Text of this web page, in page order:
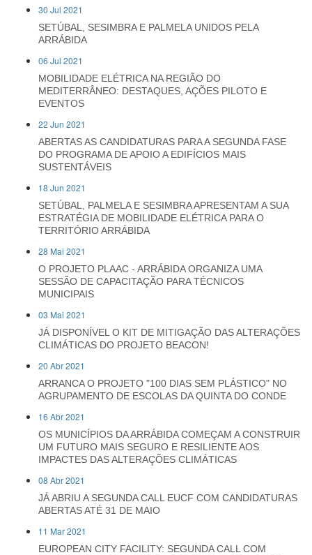
30 Jul 2021
SETÚBAL, SESIMBRA E PALMELA UNIDOS PELA
ARRÁBIDA
06 Jul 2021
MOBILIDADE ELÉTRICA NA REGIÃO DO
MEDITERRÂNEO: DESTAQUES, AÇÕES PILOTO E
EVENTOS
22 Jun 2021
ABERTAS AS CANDIDATURAS PARA A SEGUNDA FASE
DO PROGRAMA DE APOIO A EDIFÍCIOS MAIS
SUSTENTÁVEIS
18 Jun 2021
SETÚBAL, PALMELA E SESIMBRA APRESENTAM A SUA
ESTRATÉGIA DE MOBILIDADE ELÉTRICA PARA O
TERRITÓRIO ARRÁBIDA
28 Mai 2021
O PROJETO PLAAC - ARRÁBIDA ORGANIZA UMA
SESSÃO DE CAPACITAÇÃO PARA TÉCNICOS
MUNICIPAIS
03 Mai 2021
JÁ DISPONÍVEL O KIT DE MITIGAÇÃO DAS ALTERAÇÕES
CLIMÁTICAS DO PROJETO BEACON!
20 Abr 2021
ARRANCA O PROJETO "100 DIAS SEM PLÁSTICO" NO
AGRUPAMENTO DE ESCOLAS DA QUINTA DO CONDE
16 Abr 2021
OS MUNICÍPIOS DA ARRÁBIDA COMEÇAM A CONSTRUIR
UM FUTURO MAIS SEGURO E RESILIENTE AOS
IMPACTES DAS ALTERAÇÕES CLIMÁTICAS
08 Abr 2021
JÁ ABRIU A SEGUNDA CALL EUCF COM CANDIDATURAS
ABERTAS ATÉ 31 DE MAIO
11 Mar 2021
EUROPEAN CITY FACILITY: SEGUNDA CALL COM